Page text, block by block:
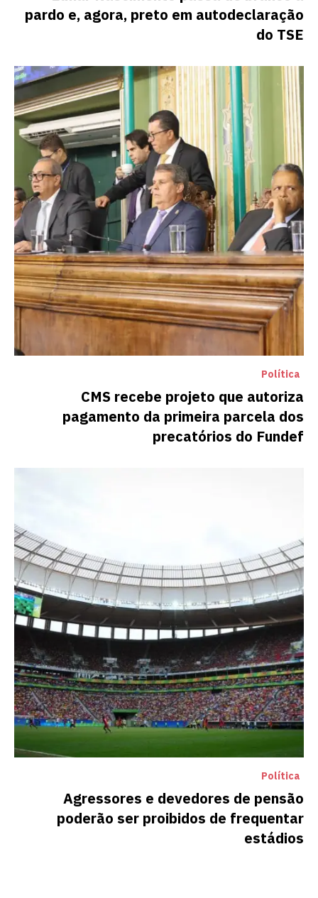
pardo e, agora, preto em autodeclaração
do TSE
Política
CMS recebe projeto que autoriza
pagamento da primeira parcela dos
precatórios do Fundef
Política
Agressores e devedores de pensão
poderão ser proibidos de frequentar
estádios